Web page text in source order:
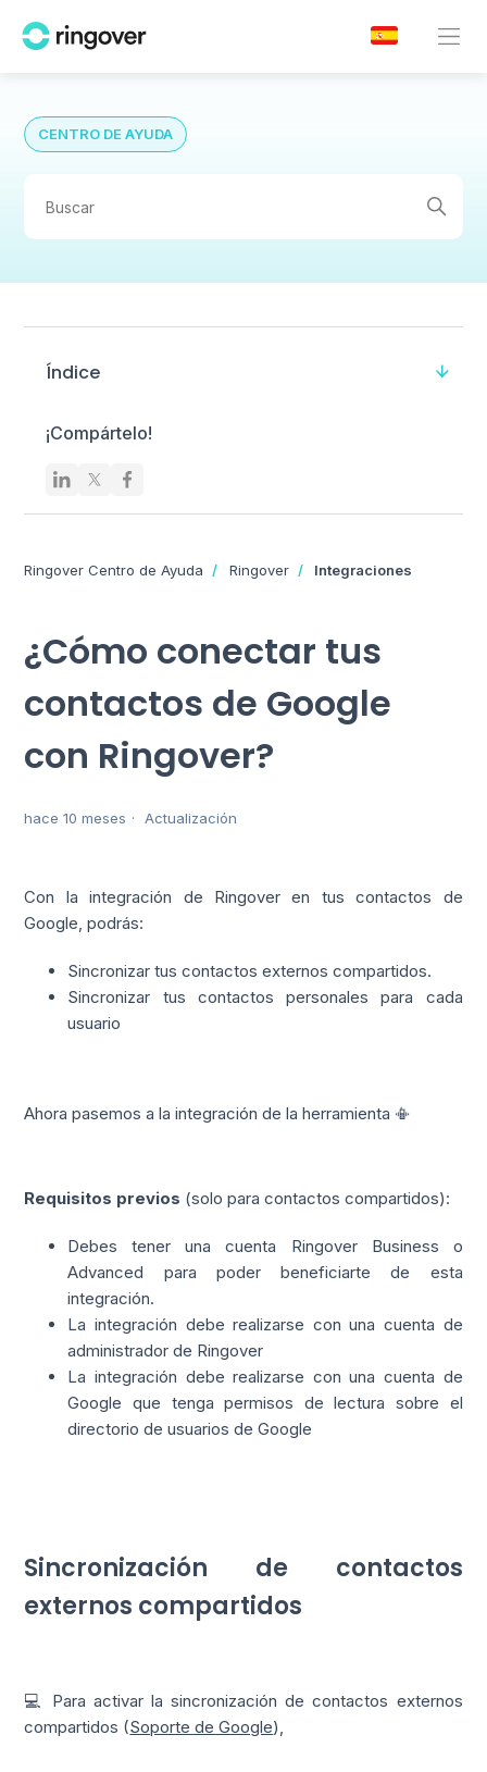
CENTRO DE AYUDA
Índice
¡Compártelo!
Ringover Centro de Ayuda Ringover Integraciones
¿Cómo conectar tus
contactos de Google
con Ringover?
hace 10 meses Actualización
Con la integración de Ringover en tus contactos de
Google, podrás:
Sincronizar tus contactos externos compartidos.
Sincronizar tus contactos personales para cada
usuario
Ahora pasemos a la integración de la herramienta 📳
Requisitos previos (solo para contactos compartidos):
Debes tener una cuenta Ringover Business o
Advanced para poder beneficiarte de esta
integración.
La integración debe realizarse con una cuenta de
administrador de Ringover
La integración debe realizarse con una cuenta de
Google que tenga permisos de lectura sobre el
directorio de usuarios de Google
Sincronización de contactos
externos compartidos
💻 Para activar la sincronización de contactos externos
compartidos (Soporte de Google),